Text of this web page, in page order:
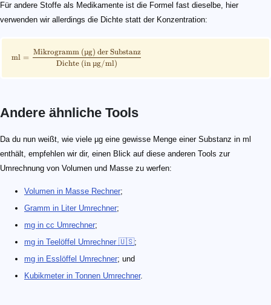
Für andere Stoffe als Medikamente ist die Formel fast dieselbe, hier
verwenden wir allerdings die Dichte statt der Konzentration:
ml =
Dichte (in µg/ml)
Mikrogramm (µg) der Substanz
Andere ähnliche Tools
Da du nun weißt, wie viele µg eine gewisse Menge einer Substanz in ml
enthält, empfehlen wir dir, einen Blick auf diese anderen Tools zur
Umrechnung von Volumen und Masse zu werfen:
Volumen in Masse Rechner;
Gramm in Liter Umrechner;
mg in cc Umrechner;
mg in Teelöffel Umrechner 🇺🇸;
mg in Esslöffel Umrechner; und
Kubikmeter in Tonnen Umrechner.